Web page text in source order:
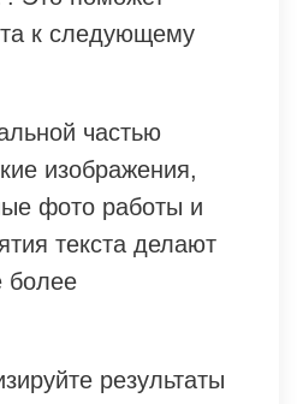
к следующему
частью
изображения,
фото работы и
текста делают
более
результаты